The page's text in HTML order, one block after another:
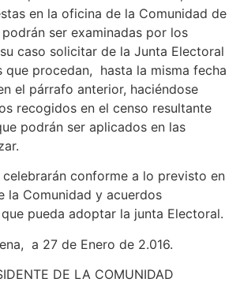
en la oficina de la Comunidad de
ser examinadas por los
caso solicitar de la Junta Electoral
que procedan, hasta la misma fecha
el párrafo anterior, haciéndose
recogidos en el censo resultante
podrán ser aplicados en las
celebrarán conforme a lo previsto en
la Comunidad y acuerdos
pueda adoptar la junta Electoral.
a 27 de Enero de 2.016.
DE LA COMUNIDAD